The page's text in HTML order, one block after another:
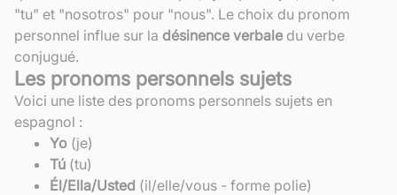
"tu" et "nosotros" pour "nous". Le choix du pronom
personnel influe sur la désinence verbale du verbe
conjugué.
Les pronoms personnels sujets
Voici une liste des pronoms personnels sujets en
espagnol :
Yo (je)
Tú (tu)
Él/Ella/Usted (il/elle/vous - forme polie)